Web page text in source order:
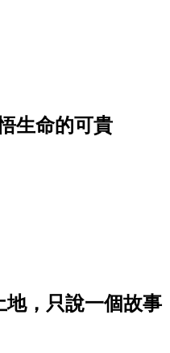
生命的可貴
地，只說一個故事